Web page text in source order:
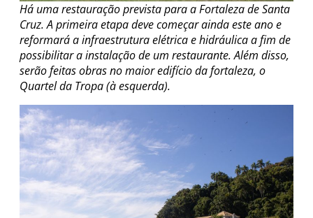
Há uma restauração prevista para a Fortaleza de Santa
Cruz. A primeira etapa deve começar ainda este ano e
reformará a infraestrutura elétrica e hidráulica a fim de
possibilitar a instalação de um restaurante. Além disso,
serão feitas obras no maior edifício da fortaleza, o
Quartel da Tropa (à esquerda).